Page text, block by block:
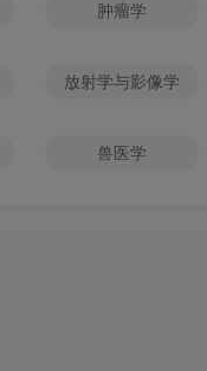
肿瘤学
放射学与影像学
兽医学